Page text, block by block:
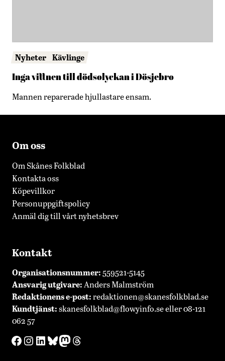
Nyheter Kävlinge
Inga vittnen till dödsolyckan i Dösjebro
Mannen reparerade hjullastare ensam.
Om oss
Om Skånes Folkblad
Kontakta oss
Köpevillkor
Personuppgiftspolicy
Anmäl dig till vårt nyhetsbrev
Kontakt
Organisationsnummer: 559521-5145
Ansvarig utgivare: Anders Malmström
Redaktionense-post:redaktionen@skanesfolkblad.se
Kundtjänst:skanesfolkblad@flowyinfo.seeller 08-121
062 57
Facebook
Instagram
LinkedIn
Bluesky
Mastodon
Threads